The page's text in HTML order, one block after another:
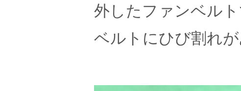
外したファンベルト
ベルトにひび割れが